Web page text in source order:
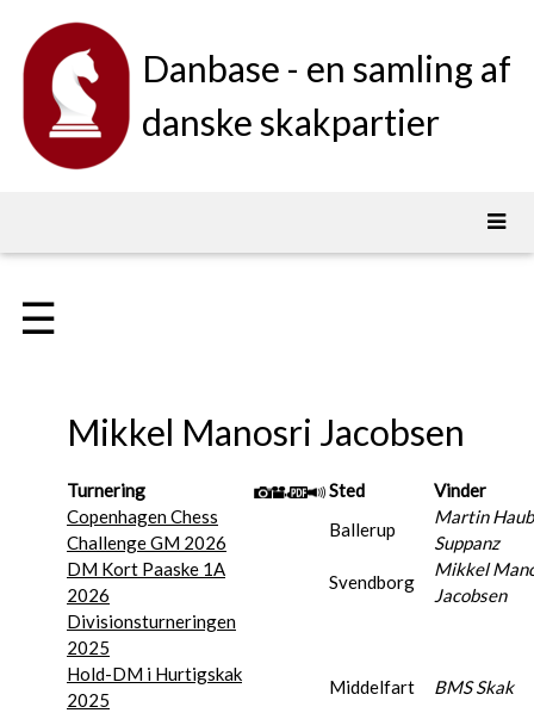
Danbase - en samling af
danske skakpartier
☰
Mikkel Manosri Jacobsen
Turnering Sted
Vinder
Copenhagen Chess
Challenge GM 2026
Ballerup
Martin
Suppanz
DM Kort Paaske 1A
2026
Svendborg
Mikkel
Jacobsen
Divisionsturneringen
2025
Hold-DM i Hurtigskak
2025
Middelfart
BMS Skak